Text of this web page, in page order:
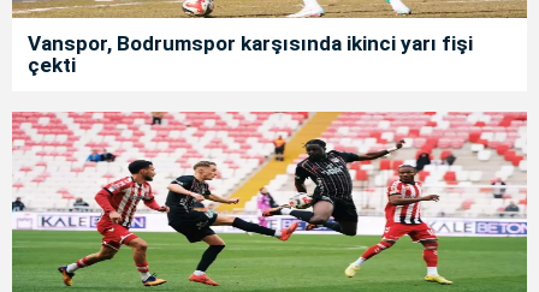
Vanspor, Bodrumspor karşısında ikinci yarı fişi
çekti